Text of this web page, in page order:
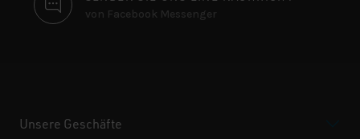
von Facebook Messenger
Unsere Geschäfte